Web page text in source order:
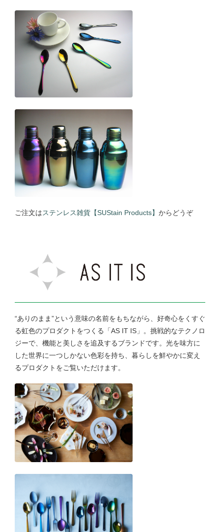
ご注文はステンレス雑貨【SUStain Products】 からどうぞ
“ありのまま”という意味の名前をもちながら、好奇心をくすぐ
る虹色のプロダクトをつくる「AS IT IS」。挑戦的なテクノロ
ジーで、機能と美しさを追及するブランドです。光を味方に
した世界に一つしかない色彩を持ち、暮らしを鮮やかに変え
るプロダクトをご覧いただけます。